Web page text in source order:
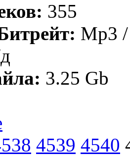
355
Mp3
3.25 Gb
4539 4540